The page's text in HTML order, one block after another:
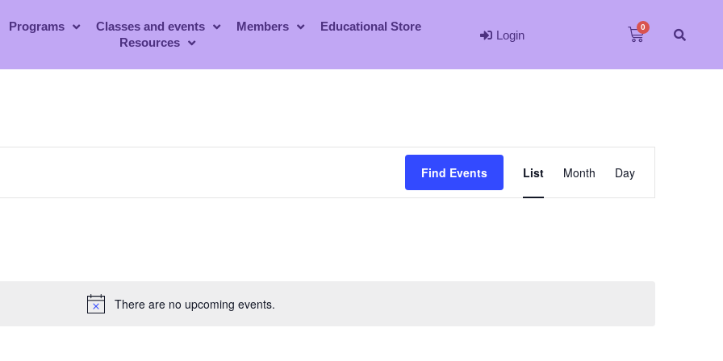
Programs Classes and events Members
Educational Store
Resources
Login
There are no upcoming events.
Find Events List Month Day